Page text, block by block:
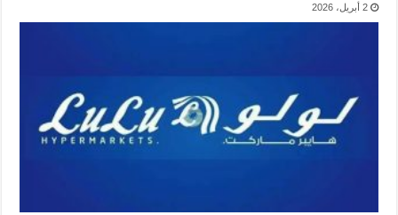
2 أبريل، 2026